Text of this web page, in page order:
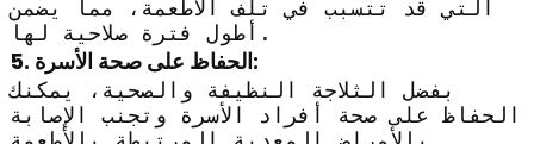
التي قد تتسبب في تلف الأطعمة، مما يضمن
أطول فترة صلاحية لها.
5. الحفاظ على صحة الأسرة:
بفضل الثلاجة النظيفة والصحية، يمكنك
الحفاظ على صحة أفراد الأسرة وتجنب الإصابة